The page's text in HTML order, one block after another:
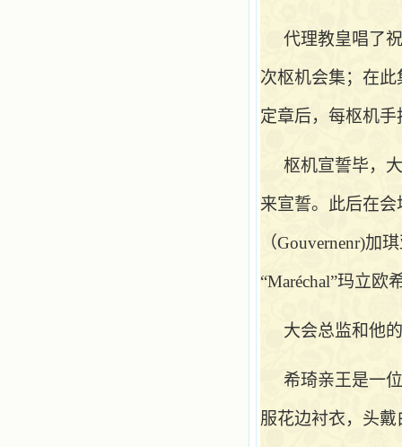
代理教皇唱了
次枢机会集；在
定章后，每枢机
枢机宣誓毕，
来宣誓。此后在
（Gouvernenr)加
“Maréchal”玛立欧
大会总监和他
希琦亲王是一
服花边衬衣，头